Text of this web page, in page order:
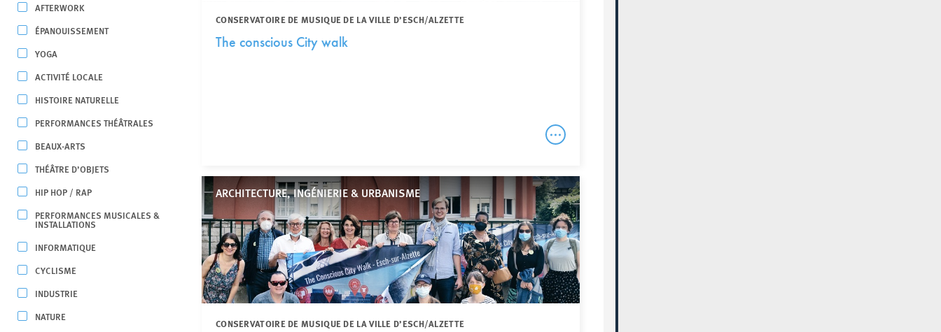
AFTERWORK
ÉPANOUISSEMENT
YOGA
ACTIVITÉ LOCALE
HISTOIRE NATURELLE
PERFORMANCES THÉÂTRALES
BEAUX-ARTS
THÉÂTRE D’OBJETS
HIP HOP / RAP
PERFORMANCES MUSICALES &
INSTALLATIONS
INFORMATIQUE
CYCLISME
INDUSTRIE
NATURE
CONSERVATOIRE DE MUSIQUE DE LA VILLE D’ESCH/ALZETTE
The conscious City walk
ARCHITECTURE, INGÉNIERIE & URBANISME
CONSERVATOIRE DE MUSIQUE DE LA VILLE D’ESCH/ALZETTE